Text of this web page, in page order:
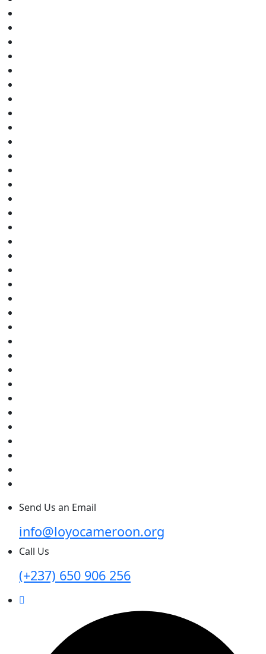
Send Us an Email
info@loyocameroon.org
Call Us
(+237) 650 906 256